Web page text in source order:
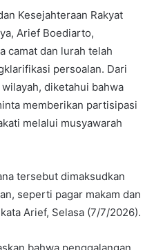
Kesejahteraan Rakyat
Arief Boediarto,
camat dan lurah telah
persoalan. Dari
diketahui bahwa
memberikan partisipasi
melalui musyawarah
tersebut dimaksudkan
seperti pagar makam dan
Arief, Selasa (7/7/2026).